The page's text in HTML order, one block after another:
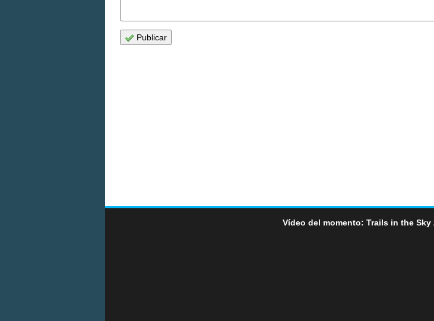
Publicar
Vídeo del momento: Trails in the Sky